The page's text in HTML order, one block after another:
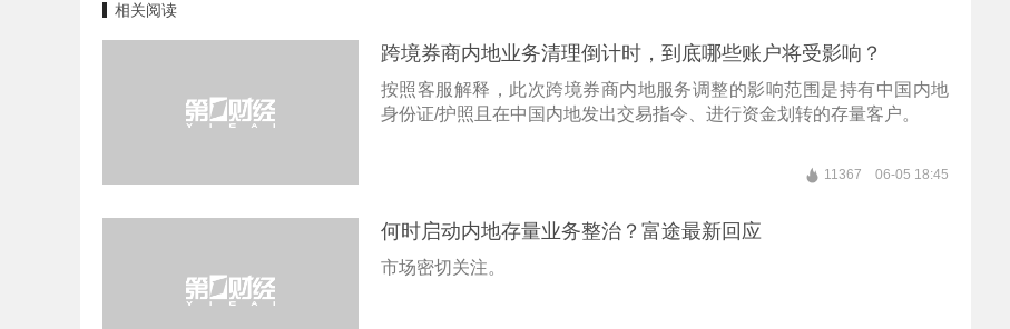
相关阅读
跨境券商内地业务清理倒计时，到底哪些账户将受影响？
按照客服解释，此次跨境券商内地服务调整的影响范围是持有中国内地
身份证/护照且在中国内地发出交易指令、进行资金划转的存量客户。
11367 06-05 18:45
何时启动内地存量业务整治？富途最新回应
市场密切关注。